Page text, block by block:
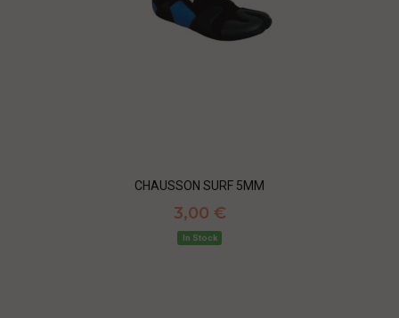
CHAUSSON SURF 5MM
3,00 €
In Stock